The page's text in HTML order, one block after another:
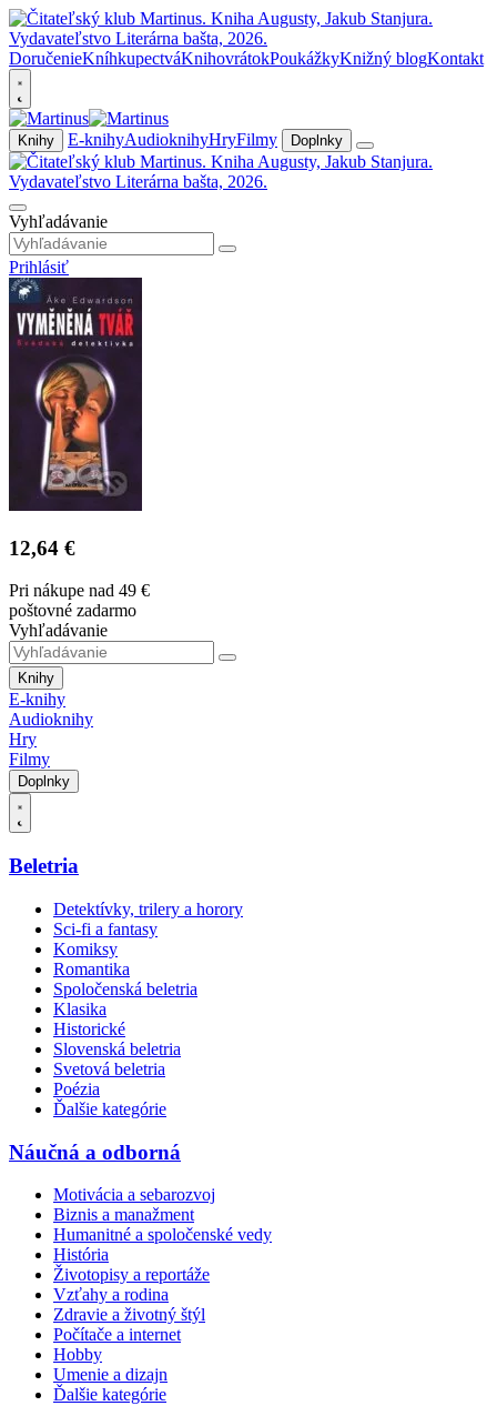
DoručenieKníhkupectváKnihovrátokPoukážkyKnižný blogKontakt
Knihy E-knihyAudioknihyHryFilmy Doplnky
Vyhľadávanie
Prihlásiť
12,64 €
Pri nákupe nad 49 €
poštovné zadarmo
Vyhľadávanie
Knihy
E-knihy
Audioknihy
Hry
Filmy
Doplnky
Beletria
Detektívky, trilery a horory
Sci-fi a fantasy
Komiksy
Romantika
Spoločenská beletria
Klasika
Historické
Slovenská beletria
Svetová beletria
Poézia
Ďalšie kategórie
Náučná a odborná
Motivácia a sebarozvoj
Biznis a manažment
Humanitné a spoločenské vedy
História
Životopisy a reportáže
Vzťahy a rodina
Zdravie a životný štýl
Počítače a internet
Hobby
Umenie a dizajn
Ďalšie kategórie